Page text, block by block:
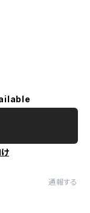
通報する